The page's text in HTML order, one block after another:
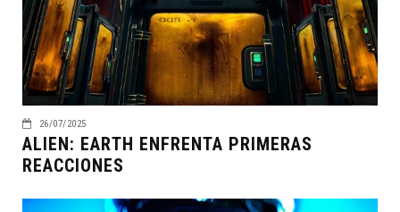
26/07/2025
ALIEN: EARTH ENFRENTA PRIMERAS
REACCIONES